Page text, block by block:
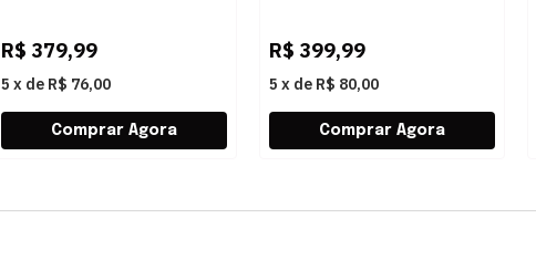
R$ 379,99
5 x de R$ 76,00
R$ 399,99
5 x de R$ 80,00